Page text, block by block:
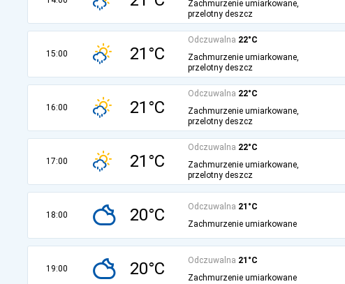
Zachmurzenie umiarkowane,
przelotny deszcz
15:00 21°C
Odczuwalna 22°C
Zachmurzenie umiarkowane,
przelotny deszcz
16:00 21°C
Odczuwalna 22°C
Zachmurzenie umiarkowane,
przelotny deszcz
17:00 21°C
Odczuwalna 22°C
Zachmurzenie umiarkowane,
przelotny deszcz
18:00 20°C Odczuwalna 21°C
Zachmurzenie umiarkowane
19:00 20°C Odczuwalna 21°C
Zachmurzenie umiarkowane